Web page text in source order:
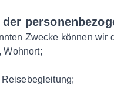
Zwecke können wir
Wohnort;
Reisebegleitung;